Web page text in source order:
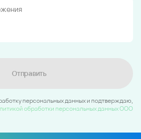
Отправить
персональных данных и подтверждаю,
обработки персональных данных ООО